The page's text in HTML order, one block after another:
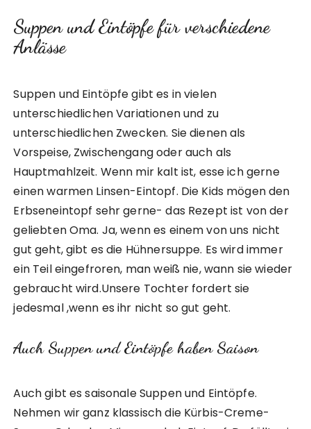
Suppen und Eintöpfe für verschiedene
Anlässe
Suppen und Eintöpfe gibt es in vielen
unterschiedlichen Variationen und zu
unterschiedlichen Zwecken. Sie dienen als
Vorspeise, Zwischengang oder auch als
Hauptmahlzeit. Wenn mir kalt ist, esse ich gerne
einen warmen Linsen-Eintopf. Die Kids mögen den
Erbseneintopf sehr gerne- das Rezept ist von der
geliebten Oma. Ja, wenn es einem von uns nicht
gut geht, gibt es die Hühnersuppe. Es wird immer
ein Teil eingefroren, man weiß nie, wann sie wieder
gebraucht wird.Unsere Tochter fordert sie
jedesmal ,wenn es ihr nicht so gut geht.
Auch Suppen und Eintöpfe haben Saison
Auch gibt es saisonale Suppen und Eintöpfe.
Nehmen wir ganz klassisch die Kürbis-Creme-